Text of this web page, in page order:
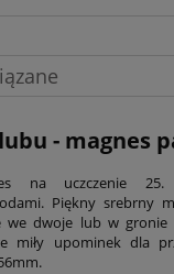
- magnes
na uczczenie
Piękny srebrny
we dwoje lub w gronie
miły upominek dla